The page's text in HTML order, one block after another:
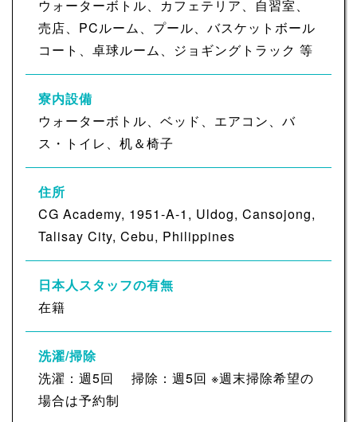
ウォーターボトル、カフェテリア、自習室、
売店、PCルーム、プール、バスケットボール
コート、卓球ルーム、ジョギングトラック 等
寮内設備
ウォーターボトル、ベッド、エアコン、バ
ス・トイレ、机＆椅子
住所
CG Academy, 1951-A-1, Uldog, Cansojong,
Talisay City, Cebu, Philippines
日本人スタッフの有無
在籍
洗濯/掃除
洗濯：週5回 掃除：週5回 ※週末掃除希望の
場合は予約制